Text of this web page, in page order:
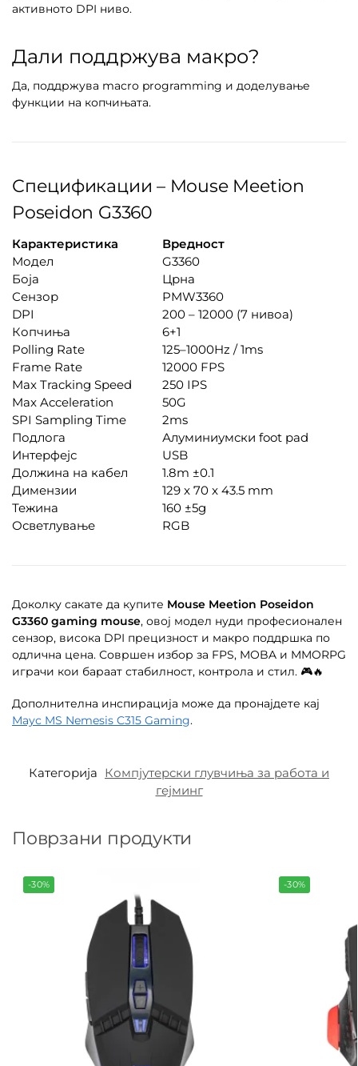
активното DPI ниво.
Дали поддржува макро?
Да, поддржува macro programming и доделување
функции на копчињата.
Спецификации – Mouse Meetion
Poseidon G3360
Карактеристика
Вредност
Модел
G3360
Боја
Црна
Сензор
PMW3360
DPI
200 – 12000 (7 нивоа)
Копчиња
6+1
Polling Rate
125–1000Hz / 1ms
Frame Rate
12000 FPS
Max Tracking Speed
250 IPS
Max Acceleration
50G
SPI Sampling Time
2ms
Подлога
Алуминиумски foot pad
Интерфејс
USB
Должина на кабел
1.8m ±0.1
Димензии
129 x 70 x 43.5 mm
Тежина
160 ±5g
Осветлување
RGB
Доколку сакате да купите Mouse Meetion Poseidon
G3360 gaming mouse, овој модел нуди професионален
сензор, висока DPI прецизност и макро поддршка по
одлична цена. Совршен избор за FPS, MOBA и MMORPG
играчи кои бараат стабилност, контрола и стил. 🎮🔥
Дополнителна инспирација може да пронајдете кај
Маус MS Nemesis C315 Gaming.
Категорија Компјутерски глувчиња за работа и
гејминг
Поврзани продукти
-30% -30%